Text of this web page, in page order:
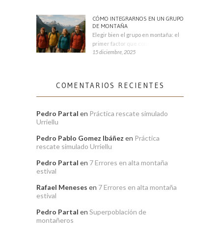
CÓMO INTEGRARNOS EN UN GRUPO
DE MONTAÑA
Elegir bien el grupo en montaña: el
primer factor que condiciona tu
15 diciembre, 2025
COMENTARIOS RECIENTES
Pedro Partal en Práctica rescate simulado
Urriellu
Pedro Pablo Gomez Ibáñez en Práctica
rescate simulado Urriellu
Pedro Partal en 7 Errores en alta montaña
estival
Rafael Meneses en 7 Errores en alta montaña
estival
Pedro Partal en Superpoblación de
montañeros